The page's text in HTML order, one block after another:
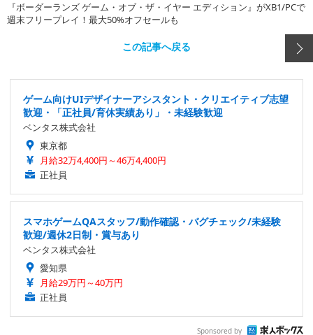
『ボーダーランズ ゲーム・オブ・ザ・イヤー エディション』がXB1/PCで
週末フリープレイ！最大50%オフセールも
この記事へ戻る
ゲーム向けUIデザイナーアシスタント・クリエイティブ志望
歓迎・「正社員/育休実績あり」・未経験歓迎
ベンタス株式会社
東京都
月給32万4,400円～46万4,400円
正社員
スマホゲームQAスタッフ/動作確認・バグチェック/未経験
歓迎/週休2日制・賞与あり
ベンタス株式会社
愛知県
月給29万円～40万円
正社員
Sponsored by